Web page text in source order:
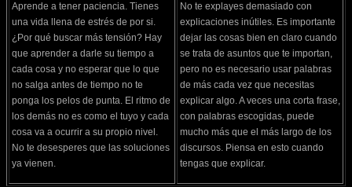
Aprende a tener paciencia. Tienes
una vida llena de estrés de por si.
¿Por qué buscar más tensión? Hay
que aprender a darle su tiempo a
cada cosa y no esperar que lo que
no salga antes de tiempo no te
ponga los pelos de punta. El ritmo de
los demás no es como el tuyo y cada
cosa va a ocurrir a su propio nivel.
No te desesperes que las soluciones
ya vienen.
No te explayes demasiado con
explicaciones inútiles. Es importante
dejar las cosas bien en claro cuando
se trata de asuntos que te importan,
pero no es necesario usar palabras
de más cada vez que necesitas
explicar algo. A veces una corta frase,
con palabras escogidas, puede
mucho más que el más largo de los
discursos. Piensa en esto cuando
tengas que explicar.